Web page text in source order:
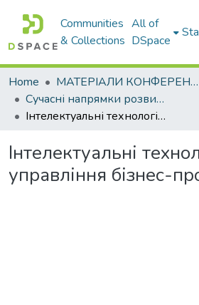
Communities
& Collections
All of
DSpace
Home МАТЕРІАЛИ КОНФЕРЕНЦІЙ
Сучасні напрямки розвитку економіки і менеджменту на підприємствах України
Інтелектуальні технології управління бізнес-процесами
Інтелектуальні
управління бізнес-